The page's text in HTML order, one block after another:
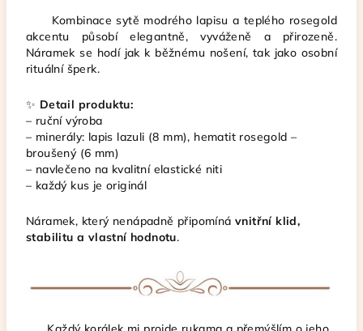
Kombinace sytě modrého lapisu a teplého rosegold
akcentu působí elegantně, vyváženě a přirozeně.
Náramek se hodí jak k běžnému nošení, tak jako osobní
rituální šperk.
✨ Detail produktu:
– ruční výroba
– minerály: lapis lazuli (8 mm), hematit rosegold –
broušený (6 mm)
– navlečeno na kvalitní elastické niti
– každý kus je originál
Náramek, který nenápadně připomíná vnitřní klid,
stabilitu a vlastní hodnotu.